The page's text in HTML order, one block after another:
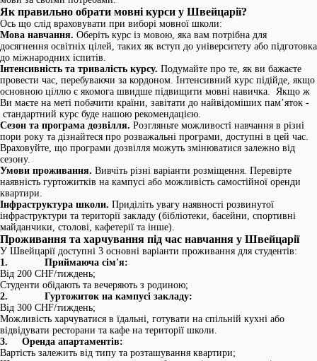
Як правильно обрати мовні курси у Швейцарії?
Ось що слід враховувати при виборі мовної школи:
Мова навчання. Оберіть курс із мовою, яка вам потрібна для
досягнення освітніх цілей, таких як вступ до університету або підготовка
до міжнародних іспитів.
Інтенсивність та тривалість курсу. Подумайте про те, як ви бажаєте
провести час, перебуваючи за кордоном. Інтенсивний курс підійде, якщо
основною ціллю є якомога швидше підвищити мовні навичка. Якщо ж
Ви маєте на меті побачити країни, завітати до найвідоміших пам’яток -
стандартний курс буде нашою рекомендацією.
Сезон та програма дозвілля. Розгляньте можливості навчання в різні
пори року та дізнайтеся про розважальні програми, доступні в цей час.
Враховуйте, що програми дозвілля можуть змінюватися залежно від
сезону.
Умови проживання. Вивчіть різні варіанти розміщення. Перевірте
наявність гуртожитків на кампусі або можливість самостійної оренди
квартири.
Інфраструктура школи. Приділіть увагу наявності розвинутої
інфраструктури та території закладу (бібліотеки, басейни, спортивні
майданчики, столові, кафетерії та інше).
Проживання та харчування під час навчання у Швейцарії
У Швейцарії доступні 3 основні варіанти проживання для студентів:
1. Приймаюча сім'я:
Від 200 CHF/тиждень;
Студенти обідають та вечеряють з родиною;
2. Гуртожиток на кампусі закладу:
Від 300 CHF/тиждень;
Можливість харчуватися в їдальні, готувати на спільній кухні або
відвідувати ресторани та кафе на території школи.
3. Оренда апартаментів:
Вартість залежить від типу та розташування квартири;